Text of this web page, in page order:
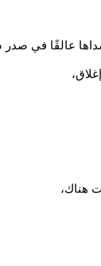
عالقًا في
هناك،